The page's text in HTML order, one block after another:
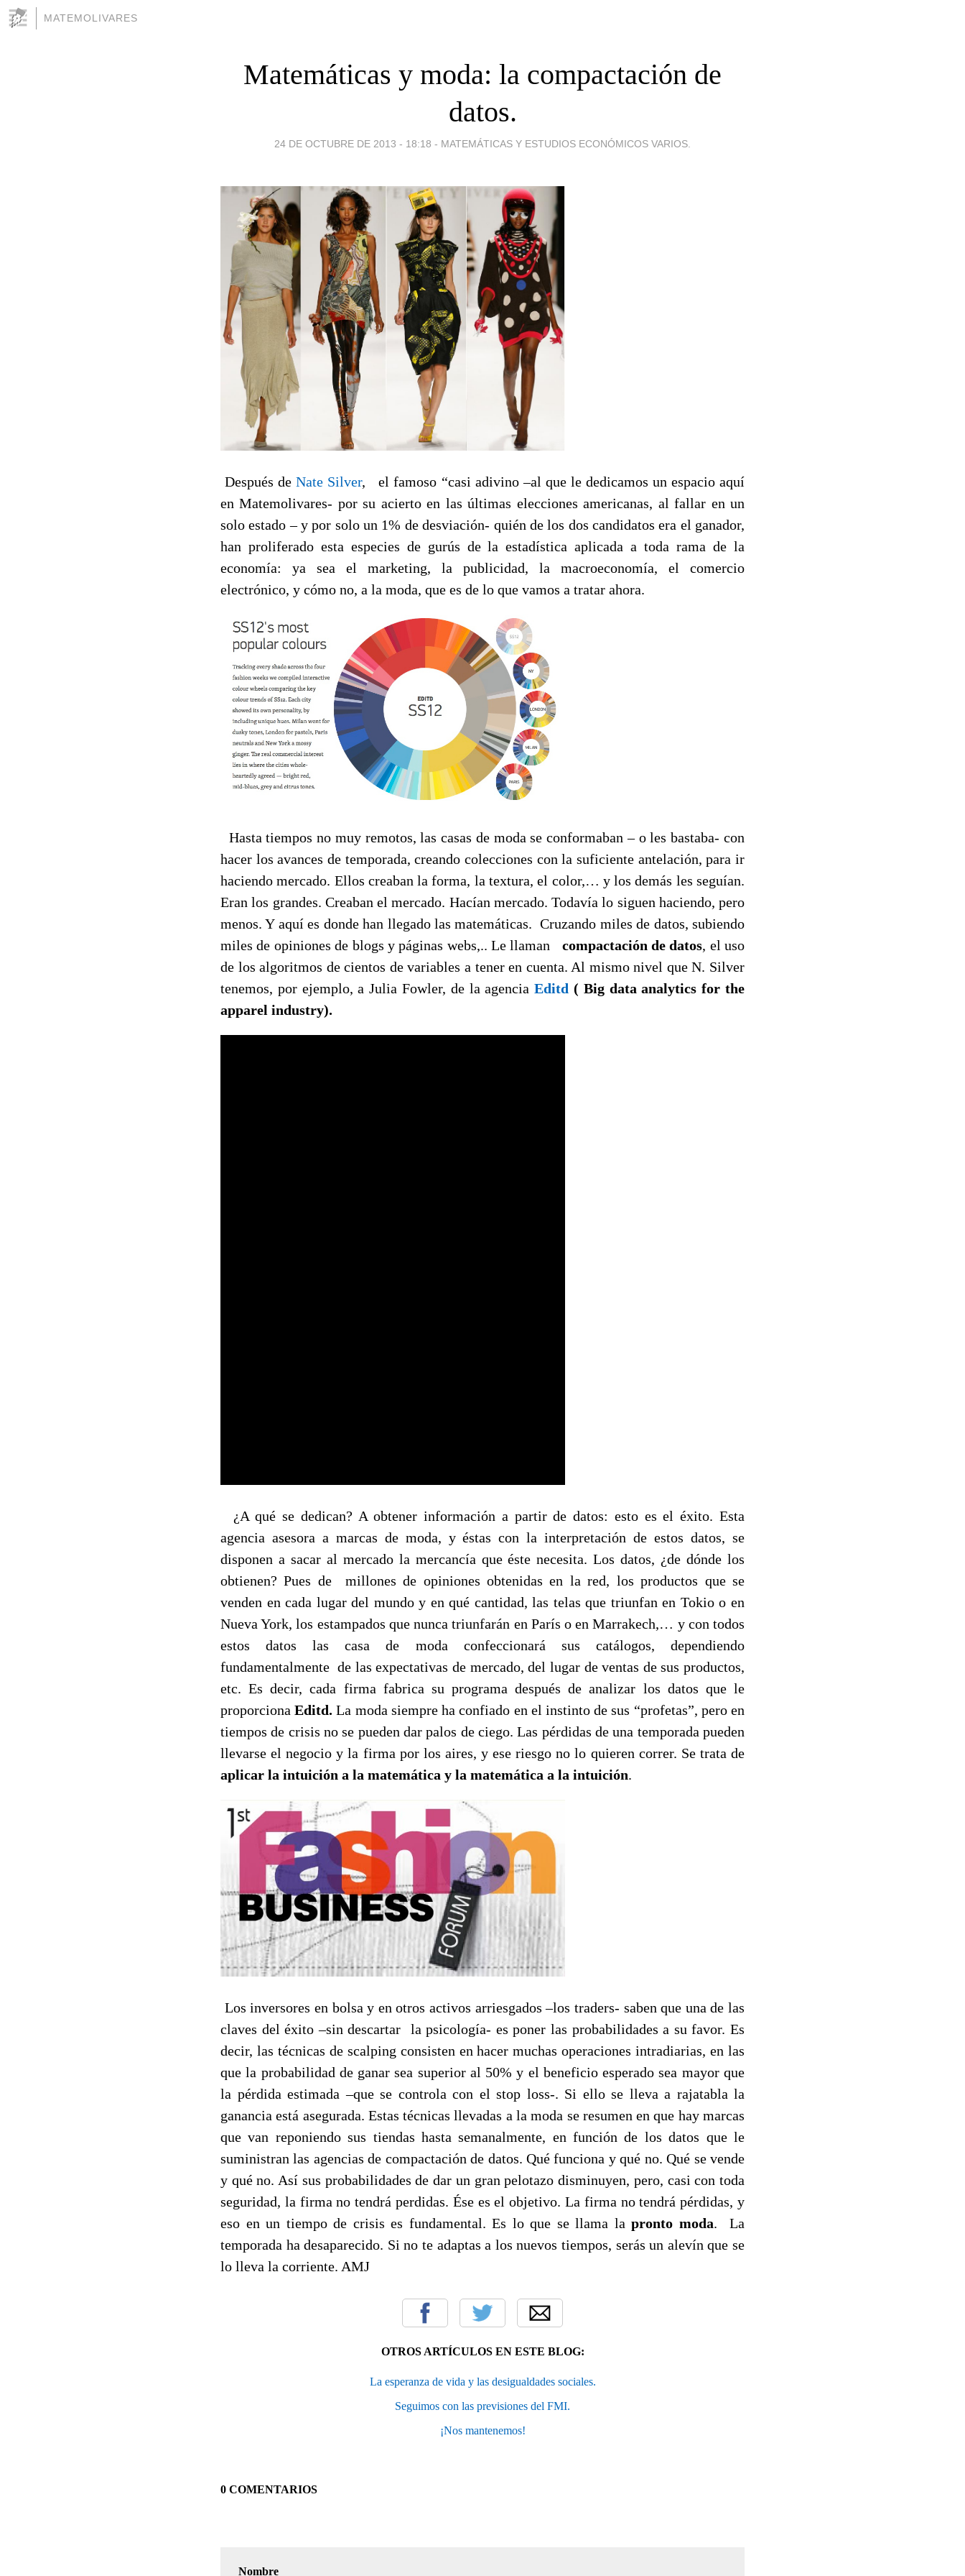
MATEMOLIVARES
Matemáticas y moda: la compactación de
datos.
24 DE OCTUBRE DE 2013 - 18:18 - MATEMÁTICAS Y ESTUDIOS ECONÓMICOS VARIOS.
Después deNate Silver, el famoso “casi adivino –al que le dedicamos un espacio aquí
en Matemolivares- por su acierto en las últimas elecciones americanas, al fallar en un
solo estado – y por solo un 1% de desviación- quién de los dos candidatos era el ganador,
han proliferado esta especies de gurús de la estadística aplicada a toda rama de la
economía: ya sea el marketing, la publicidad, la macroeconomía, el comercio
electrónico, y cómo no, a la moda, que es de lo que vamos a tratar ahora.
Hasta tiempos no muy remotos, las casas de moda se conformaban – o les bastaba- con
hacer los avances de temporada, creando colecciones con la suficiente antelación, para ir
haciendo mercado. Ellos creaban la forma, la textura, el color,… y los demás les seguían.
Eran los grandes. Creaban el mercado. Hacían mercado. Todavía lo siguen haciendo, pero
menos. Y aquí es donde han llegado las matemáticas. Cruzando miles de datos, subiendo
miles de opiniones de blogs y páginas webs,.. Le llaman compactación de datos, el uso
de los algoritmos de cientos de variables a tener en cuenta. Al mismo nivel que N. Silver
tenemos, por ejemplo, a Julia Fowler, de la agencia Editd ( Big data analytics for the
apparel industry).
¿A qué se dedican? A obtener información a partir de datos: esto es el éxito. Esta
agencia asesora a marcas de moda, y éstas con la interpretación de estos datos, se
disponen a sacar al mercado la mercancía que éste necesita. Los datos, ¿de dónde los
obtienen? Pues de millones de opiniones obtenidas en la red, los productos que se
venden en cada lugar del mundo y en qué cantidad, las telas que triunfan en Tokio o en
Nueva York, los estampados que nunca triunfarán en París o en Marrakech,… y con todos
estos datos las casa de moda confeccionará sus catálogos, dependiendo
fundamentalmente de las expectativas de mercado, del lugar de ventas de sus productos,
etc. Es decir, cada firma fabrica su programa después de analizar los datos que le
proporcionaEditd. La moda siempre ha confiado en el instinto de sus “profetas”, pero en
tiempos de crisis no se pueden dar palos de ciego. Las pérdidas de una temporada pueden
llevarse el negocio y la firma por los aires, y ese riesgo no lo quieren correr. Se trata de
aplicar la intuición a la matemática y la matemática a la intuición.
Los inversores en bolsa y en otros activos arriesgados –los traders- saben que una de las
claves del éxito –sin descartar la psicología- es poner las probabilidades a su favor. Es
decir, las técnicas de scalping consisten en hacer muchas operaciones intradiarias, en las
que la probabilidad de ganar sea superior al 50% y el beneficio esperado sea mayor que
la pérdida estimada –que se controla con el stop loss-. Si ello se lleva a rajatabla la
ganancia está asegurada. Estas técnicas llevadas a la moda se resumen en que hay marcas
que van reponiendo sus tiendas hasta semanalmente, en función de los datos que le
suministran las agencias de compactación de datos. Qué funciona y qué no. Qué se vende
y qué no. Así sus probabilidades de dar un gran pelotazo disminuyen, pero, casi con toda
seguridad, la firma no tendrá perdidas. Ése es el objetivo. La firma no tendrá pérdidas, y
eso en un tiempo de crisis es fundamental. Es lo que se llama lapronto moda. La
temporada ha desaparecido. Si no te adaptas a los nuevos tiempos, serás un alevín que se
lo lleva la corriente. AMJ
OTROS ARTÍCULOS EN ESTE BLOG:
La esperanza de vida y las desigualdades sociales.
Seguimos con las previsiones del FMI.
¡Nos mantenemos!
0 COMENTARIOS
Nombre